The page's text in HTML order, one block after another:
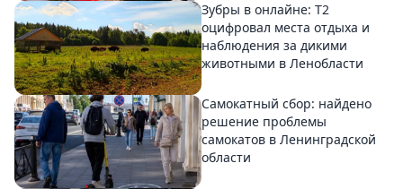
Зубры в онлайне: Т2
оцифровал места отдыха и
наблюдения за дикими
животными в Ленобласти
Самокатный сбор: найдено
решение проблемы
самокатов в Ленинградской
области